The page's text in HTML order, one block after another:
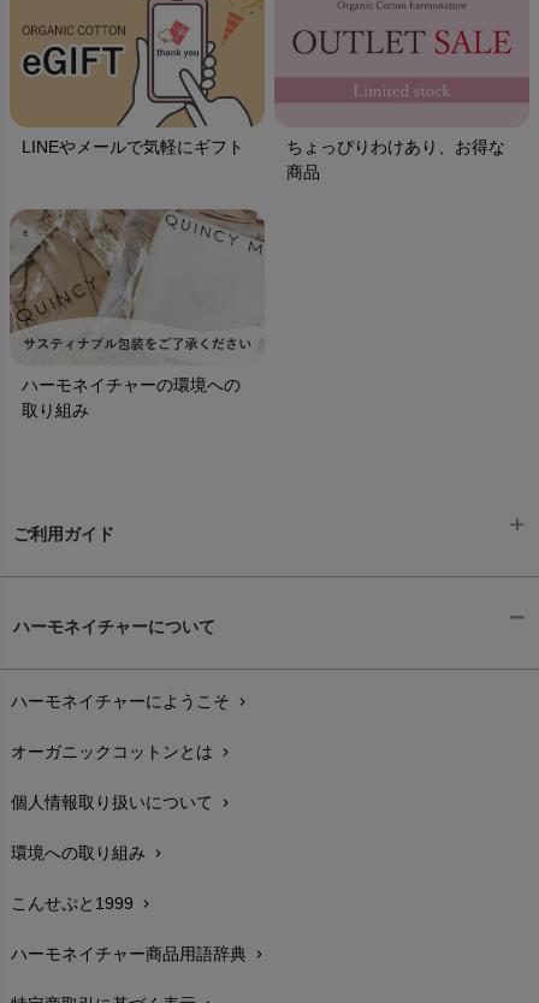
LINEやメールで気軽にギフト
ちょっぴりわけあり、お得な
商品
ハーモネイチャーの環境への
取り組み
ご利用ガイド
配送と送料chevron_right
在庫状況と発送予定chevron_right
サイズ・寸法chevron_right
生地・素材chevron_right
お手入れについて
レビューを書こうchevron_right
ハーモネイチャーについて
ハーモネイチャーにようこそ chevron_right
オーガニックコットンとは chevron_right
個人情報取り扱いについて chevron_right
環境への取り組み chevron_right
こんせぷと1999 chevron_right
ハーモネイチャー商品用語辞典 chevron_right